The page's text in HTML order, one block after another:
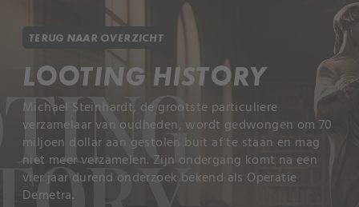
TERUG NAAR OVERZICHT
LOOTING HISTORY
Michael Steinhardt, de grootste particuliere
verzamelaar van oudheden, wordt gedwongen om 70
miljoen dollar aan gestolen buit af te staan en mag
niet meer verzamelen. Zijn ondergang komt na een
vier jaar durend onderzoek bekend als Operatie
Demetra.